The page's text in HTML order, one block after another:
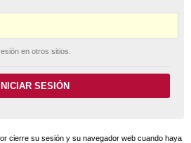
en otros sitios.
cierre su sesión y su navegador web cuando haya